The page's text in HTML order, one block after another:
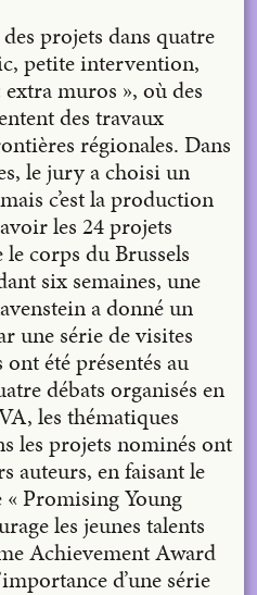
projets dans quatre
petite intervention,
muros », où des
des travaux
régionales. Dans
le jury a choisi un
c’est la production
les 24 projets
corps du Brussels
six semaines, une
a donné un
une série de visites
été présentés au
débats organisés en
les thématiques
les projets nominés ont
auteurs, en faisant le
Promising Young
les jeunes talents
Achievement Award
d’une série